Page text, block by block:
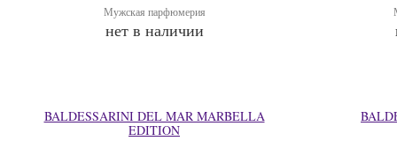
Мужская парфюмерия
нет в наличии
BALDESSARINI DEL MAR MARBELLA
EDITION